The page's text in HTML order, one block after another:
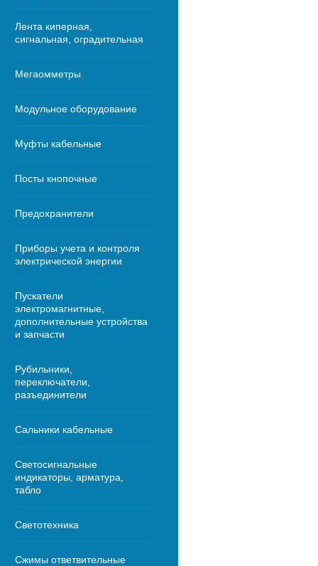
Лента киперная,
сигнальная, оградительная
Мегаомметры
Модульное оборудование
Муфты кабельные
Посты кнопочные
Предохранители
Приборы учета и контроля
электрической энергии
Пускатели
электромагнитные,
дополнительные устройства
и запчасти
Рубильники,
переключатели,
разъединители
Сальники кабельные
Светосигнальные
индикаторы, арматура,
табло
Светотехника
Сжимы ответвительные